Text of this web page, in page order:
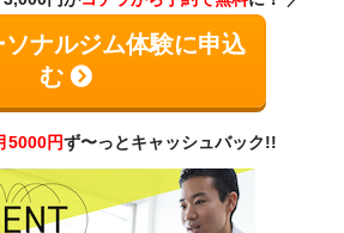
ナルジム体験に申込
む
5000円ず〜っとキャッシュバック!!